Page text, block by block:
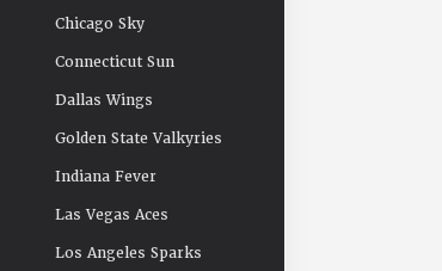
Chicago Sky
Connecticut Sun
Dallas Wings
Golden State Valkyries
Indiana Fever
Las Vegas Aces
Los Angeles Sparks